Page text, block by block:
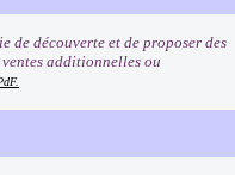
de découverte et de proposer des
additionnelles ou